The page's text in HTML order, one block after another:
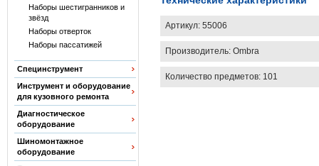
Наборы шестигранников и
звёзд
Наборы отверток
Наборы пассатижей
Специнструмент
Инструмент и оборудование
для кузовного ремонта
Диагностическое
оборудование
Шиномонтажное
оборудование
Артикул: 55006
Производитель: Ombra
Количество предметов: 101